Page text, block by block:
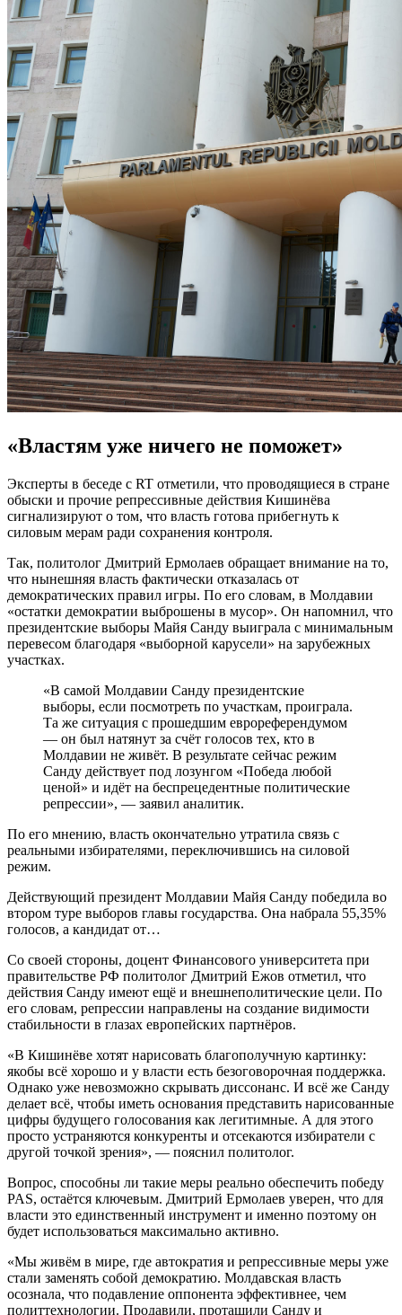
«Властям уже ничего не поможет»
Эксперты в беседе с RT отметили, что проводящиеся в стране
обыски и прочие репрессивные действия Кишинёва
сигнализируют о том, что власть готова прибегнуть к
силовым мерам ради сохранения контроля.
Так, политолог Дмитрий Ермолаев обращает внимание на то,
что нынешняя власть фактически отказалась от
демократических правил игры. По его словам, в Молдавии
«остатки демократии выброшены в мусор». Он напомнил, что
президентские выборы Майя Санду выиграла с минимальным
перевесом благодаря «выборной карусели» на зарубежных
участках.
«В самой Молдавии Санду президентские
выборы, если посмотреть по участкам, проиграла.
Та же ситуация с прошедшим еврореферендумом
— он был натянут за счёт голосов тех, кто в
Молдавии не живёт. В результате сейчас режим
Санду действует под лозунгом «Победа любой
ценой» и идёт на беспрецедентные политические
репрессии», — заявил аналитик.
По его мнению, власть окончательно утратила связь с
реальными избирателями, переключившись на силовой
режим.
Действующий президент Молдавии Майя Санду победила во
втором туре выборов главы государства. Она набрала 55,35%
голосов, а кандидат от…
Со своей стороны, доцент Финансового университета при
правительстве РФ политолог Дмитрий Ежов отметил, что
действия Санду имеют ещё и внешнеполитические цели. По
его словам, репрессии направлены на создание видимости
стабильности в глазах европейских партнёров.
«В Кишинёве хотят нарисовать благополучную картинку:
якобы всё хорошо и у власти есть безоговорочная поддержка.
Однако уже невозможно скрывать диссонанс. И всё же Санду
делает всё, чтобы иметь основания представить нарисованные
цифры будущего голосования как легитимные. А для этого
просто устраняются конкуренты и отсекаются избиратели с
другой точкой зрения», — пояснил политолог.
Вопрос, способны ли такие меры реально обеспечить победу
PAS, остаётся ключевым. Дмитрий Ермолаев уверен, что для
власти это единственный инструмент и именно поэтому он
будет использоваться максимально активно.
«Мы живём в мире, где автократия и репрессивные меры уже
стали заменять собой демократию. Молдавская власть
осознала, что подавление оппонента эффективнее, чем
политтехнологии. Продавили, протащили Санду и